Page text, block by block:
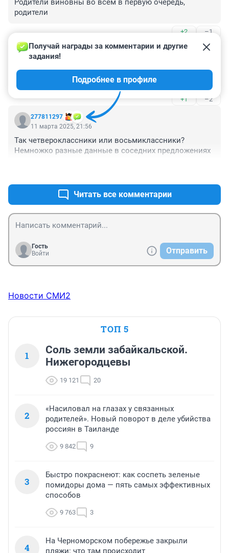
Родители виновны во всем в первую очередь,
родители
+2 –1
Гость
11 марта 2025, 23:31
Интересно, а какой национальности нападавший? Уж
не приезжий ли.
+1 –2
277811297
Получай награды за комментарии и другие
задания!
Подробнее в профиле
11 марта 2025, 21:56
Так четвероклассники или восьмиклассники?
Немножко разные данные в соседних предложениях
Читать все комментарии
Гость
Войти
Отправить
Новости СМИ2
ТОП 5
1
Соль земли забайкальской.
Нижегородцевы
19 121 20
2
«Насиловал на глазах у связанных
родителей». Новый поворот в деле убийства
россиян в Таиланде
9 842 9
3
Быстро покраснеют: как соспеть зеленые
помидоры дома — пять самых эффективных
способов
9 763 3
4
На Черноморском побережье закрыли
пляжи: что там происходит